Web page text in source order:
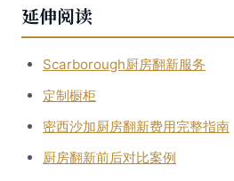
延伸阅读
Scarborough厨房翻新服务
定制橱柜
密西沙加厨房翻新费用完整指南
厨房翻新前后对比案例